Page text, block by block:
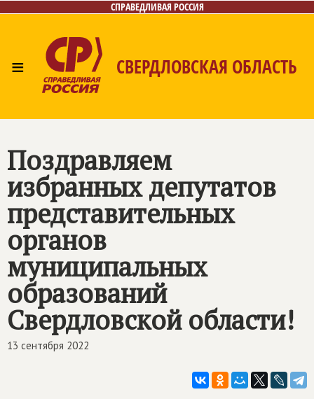
СПРАВЕДЛИВАЯ РОССИЯ
≡ СВЕРДЛОВСКАЯ ОБЛАСТЬ
Поздравляем
избранных депутатов
представительных
органов
муниципальных
образований
Свердловской области!
13 сентября 2022